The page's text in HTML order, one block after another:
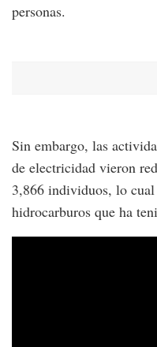
personas.
Sin embargo, las
de electricidad vieron
3,866 individuos, lo
hidrocarburos que ha